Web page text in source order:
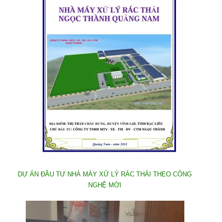
DỰ ÁN ĐẦU TƯ NHÀ MÁY XỬ LÝ RÁC THẢI THEO CÔNG
NGHỆ MỚI